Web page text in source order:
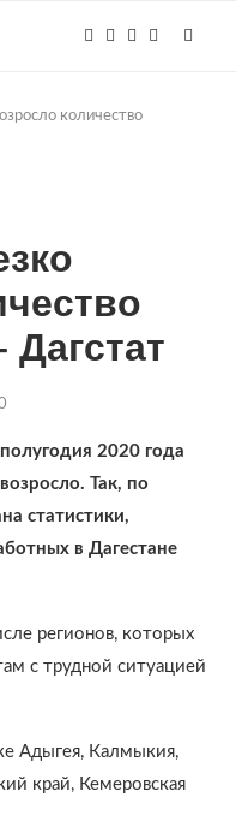
количество
2020 года
Так, по
статистики,
в Дагестане
регионов, которых
с трудной ситуацией
Адыгея, Калмыкия,
край, Кемеровская